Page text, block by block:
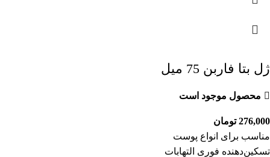
ژل بتا فاربن 75 میل
محصول موجود است
276,000 تومان
مناسب برای انواع پوست
تسکین‌دهنده فوری التهابات